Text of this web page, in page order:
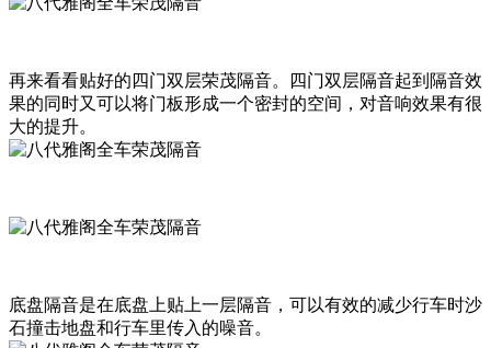
再来看看贴好的四门双层荣茂隔音。四门双层隔音起到隔音效
果的同时又可以将门板形成一个密封的空间，对音响效果有很
大的提升。
底盘隔音是在底盘上贴上一层隔音，可以有效的减少行车时沙
石撞击地盘和行车里传入的噪音。